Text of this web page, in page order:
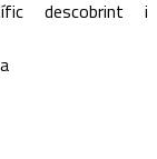
descobrint i